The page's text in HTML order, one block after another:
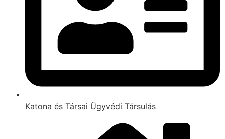
Katona és Társai Ügyvédi Társulás